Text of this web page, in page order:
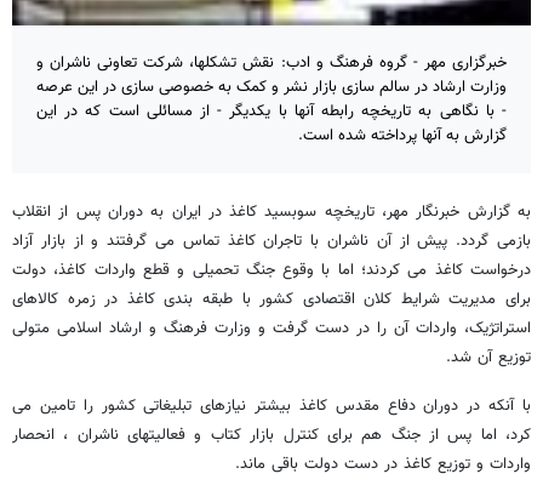
خبرگزاری مهر - گروه فرهنگ و ادب: نقش تشکلها، شرکت تعاونی ناشران و
وزارت ارشاد در سالم سازی بازار نشر و کمک به خصوصی سازی در این عرصه
- با نگاهی به تاریخچه رابطه آنها با یکدیگر - از مسائلی است که در این
گزارش به آنها پرداخته شده است.
به گزارش خبرنگار مهر، تاریخچه سوبسید کاغذ در ایران به دوران پس از انقلاب
بازمی گردد. پیش از آن ناشران با تاجران کاغذ تماس می گرفتند و از بازار آزاد
درخواست کاغذ می کردند؛ اما با وقوع جنگ تحمیلی و قطع واردات کاغذ، دولت
برای مدیریت شرایط کلان اقتصادی کشور با طبقه بندی کاغذ در زمره کالاهای
استراتژیک، واردات آن را در دست گرفت و وزارت فرهنگ و ارشاد اسلامی متولی
توزیع آن شد.
با آنکه در دوران دفاع مقدس کاغذ بیشتر نیازهای تبلیغاتی کشور را تامین می
کرد، اما پس از جنگ هم برای کنترل بازار کتاب و فعالیتهای ناشران ، انحصار
واردات و توزیع کاغذ در دست دولت باقی ماند.